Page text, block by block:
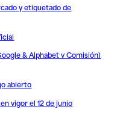
y etiquetado de
& Alphabet v Comisión)
abierto
vigor el 12 de junio